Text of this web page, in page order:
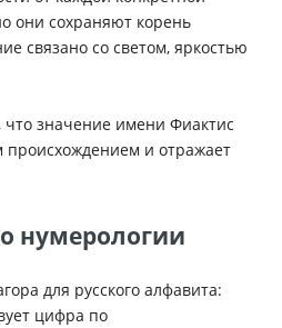
они сохраняют корень
связано со светом, яркостью
что значение имени Фиактис
происхождением и отражает
нумерологии
для русского алфавита:
цифра по